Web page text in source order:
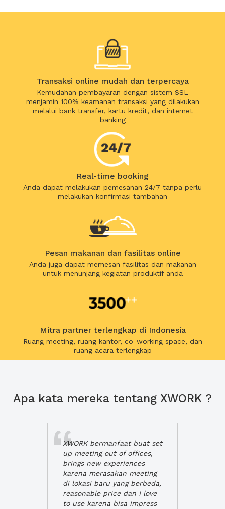
Transaksi online mudah dan terpercaya
Kemudahan pembayaran dengan sistem SSL
menjamin 100% keamanan transaksi yang dilakukan
melalui bank transfer, kartu kredit, dan internet
banking
Real-time booking
Anda dapat melakukan pemesanan 24/7 tanpa perlu
melakukan konfirmasi tambahan
Pesan makanan dan fasilitas online
Anda juga dapat memesan fasilitas dan makanan
untuk menunjang kegiatan produktif anda
Mitra partner terlengkap di Indonesia
Ruang meeting, ruang kantor, co-working space, dan
ruang acara terlengkap
Apa kata mereka tentang XWORK ?
XWORK bermanfaat buat set
up meeting out of offices,
brings new experiences
karena merasakan meeting
di lokasi baru yang berbeda,
reasonable price dan I love
to use karena bisa impress